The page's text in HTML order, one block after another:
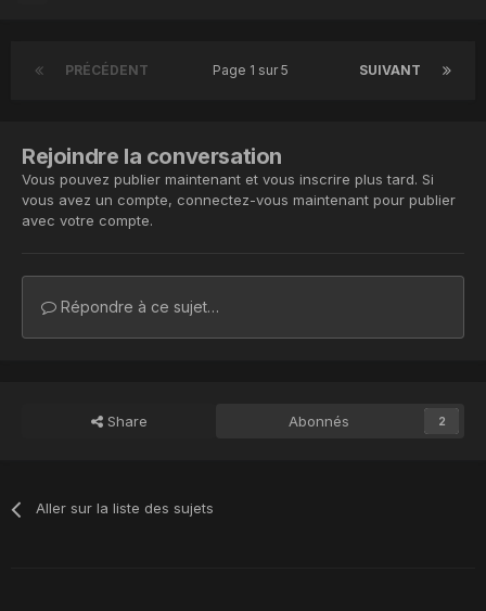
PRÉCÉDENT SUIVANT
Page 1 sur 5
Rejoindre la conversation
Vous pouvez publier maintenant et vous inscrire plus tard. Si
vous avez un compte, connectez-vous maintenant pour publier
avec votre compte.
Répondre à ce sujet…
Share Abonnés 2
Aller sur la liste des sujets